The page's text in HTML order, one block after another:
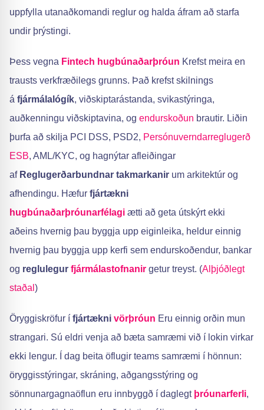
uppfylla utanaðkomandi reglur og halda áfram að starfa
undir þrýstingi.
Þess vegna Fintech hugbúnaðarþróun Krefst meira en
trausts verkfræðilegs grunns. Það krefst skilnings
á fjármálalógík, viðskiptarástanda, svikastýringa,
auðkenningu viðskiptavina, og endurskoðun brautir. Liðin
þurfa að skilja PCI DSS, PSD2, Persónuverndarreglugerð
ESB, AML/KYC, og hagnýtar afleiðingar
af Reglugerðarbundnar takmarkanir um arkitektúr og
afhendingu. Hæfur fjártækni
hugbúnaðarþróunarfélagi ætti að geta útskýrt ekki
aðeins hvernig þau byggja upp eiginleika, heldur einnig
hvernig þau byggja upp kerfi sem endurskoðendur, bankar
og reglulegur fjármálastofnanir getur treyst. (Alþjóðlegt
staðal )
Öryggiskröfur í fjártækni vörþróun Eru einnig orðin mun
strangari. Sú eldri venja að bæta samræmi við í lokin virkar
ekki lengur. Í dag beita öflugir teams samræmi í hönnun:
öryggisstýringar, skráning, aðgangsstýring og
sönnunargagnaöflun eru innbyggð í daglegt þróunarferli,